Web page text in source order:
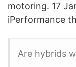
motoring. 17
iPerformance
Are hybrids